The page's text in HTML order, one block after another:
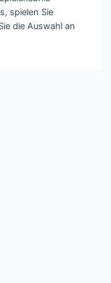
spielen Sie
die Auswahl an